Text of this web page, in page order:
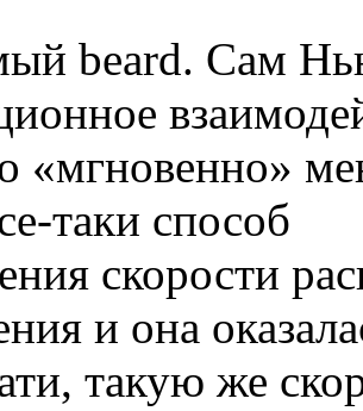
beard. Сам
«мгновенно»
таки способ
скорости
и она
такую же